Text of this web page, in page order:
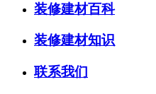
装修建材百科
装修建材知识
联系我们